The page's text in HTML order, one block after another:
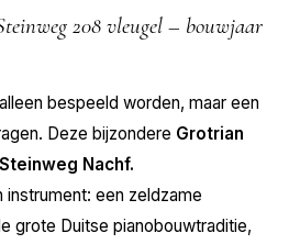
208 vleugel – bouwjaar
bespeeld worden, maar een
Deze bijzondere Grotrian
Nachf.
instrument: een zeldzame
grote Duitse pianobouwtraditie,